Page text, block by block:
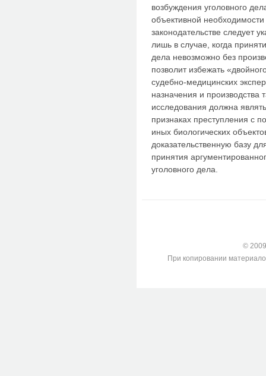
возбуждения уголовного
объективной
законодательстве следует
лишь в случае, когда
дела невозможно без
позволит избежать
судебно-медицинских
назначения и производства
исследования должна
признаках преступления с
иных биологических
доказательственную базу
принятия
уголовного дела.
©
При копировании